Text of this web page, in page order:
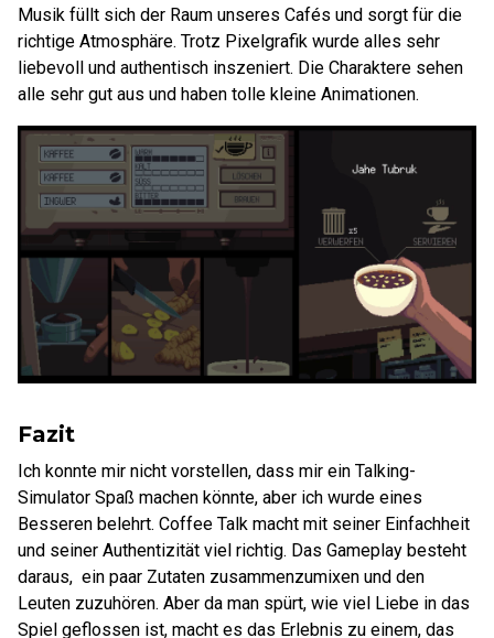
Musik füllt sich der Raum unseres Cafés und sorgt für die
richtige Atmosphäre. Trotz Pixelgrafik wurde alles sehr
liebevoll und authentisch inszeniert. Die Charaktere sehen
alle sehr gut aus und haben tolle kleine Animationen.
Fazit
Ich konnte mir nicht vorstellen, dass mir ein Talking-
Simulator Spaß machen könnte, aber ich wurde eines
Besseren belehrt. Coffee Talk macht mit seiner Einfachheit
und seiner Authentizität viel richtig. Das Gameplay besteht
daraus, ein paar Zutaten zusammenzumixen und den
Leuten zuzuhören. Aber da man spürt, wie viel Liebe in das
Spiel geflossen ist, macht es das Erlebnis zu einem, das